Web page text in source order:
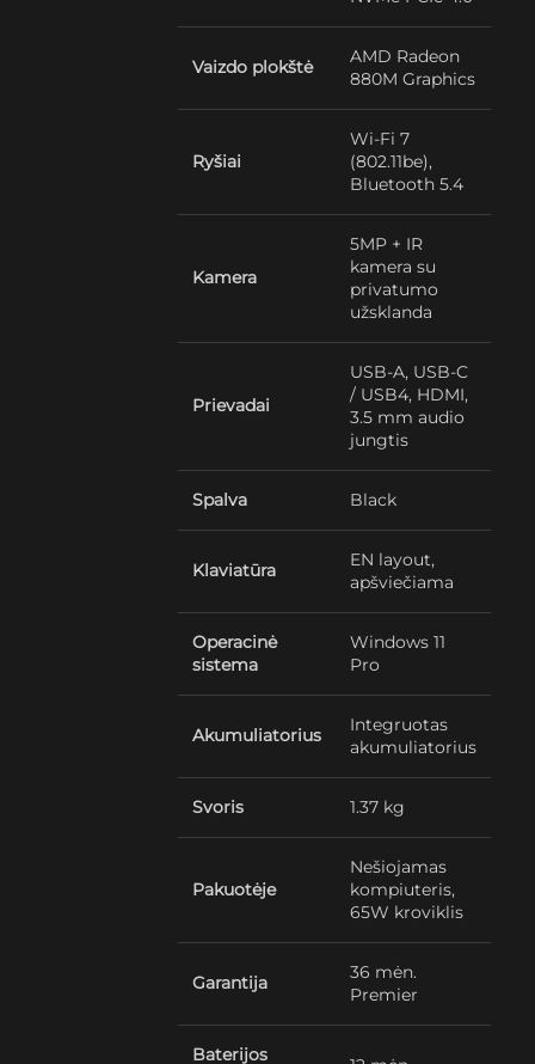
Vaizdo plokštė
AMD Radeon
880M Graphics
Ryšiai
Wi-Fi 7
(802.11be),
Bluetooth 5.4
Kamera
5MP + IR
kamera su
privatumo
užsklanda
Prievadai
USB-A, USB-C
/ USB4, HDMI,
3.5 mm audio
jungtis
Spalva Black
Klaviatūra
EN layout,
apšviečiama
Operacinė
sistema
Windows 11
Pro
Akumuliatorius
Integruotas
akumuliatorius
Svoris 1.37 kg
Pakuotėje
Nešiojamas
kompiuteris,
65W kroviklis
Garantija
36 mėn.
Premier
Baterijos